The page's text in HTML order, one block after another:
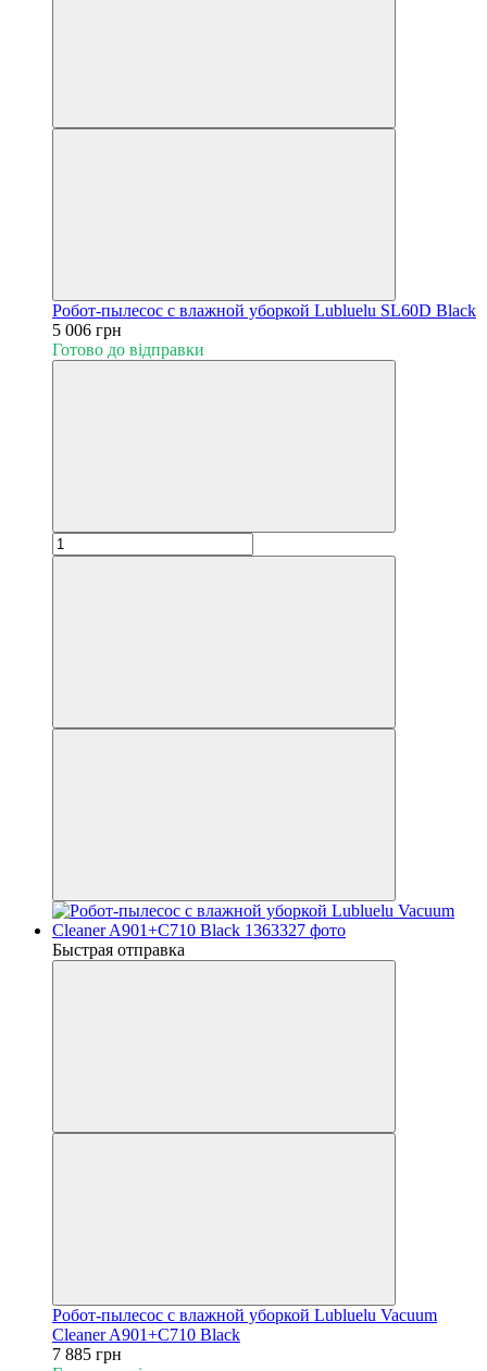
Робот-пылесос с влажной уборкой Lubluelu SL60D Black
5 006 грн
Готово до відправки
Быстрая отправка
Робот-пылесос с влажной уборкой Lubluelu Vacuum
Cleaner A901+C710 Black
7 885 грн